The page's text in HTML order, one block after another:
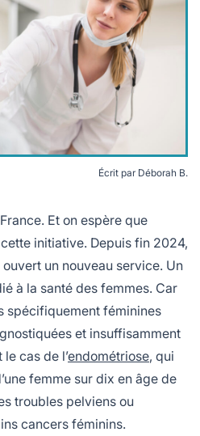
Crédits Freepik
Écrit par Déborah B.
Et on espère que
initiative. Depuis fin 2024,
un nouveau service. Un
à la santé des femmes. Car
spécifiquement féminines
et insuffisamment
le cas de l’endométriose, qui
femme sur dix en âge de
troubles pelviens ou
cancers féminins.